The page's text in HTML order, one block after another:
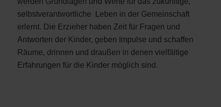
selbstverantwortliche Leben in der Gemeinschaft
erlernt. Die Erzieher haben Zeit für Fragen und
Antworten der Kinder, geben Impulse und schaffen
Räume, drinnen und draußen in denen vielfältige
Erfahrungen für die Kinder möglich sind.